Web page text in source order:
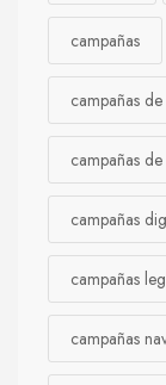
campañas
campañas
campañas
campañas
campañas
campañas